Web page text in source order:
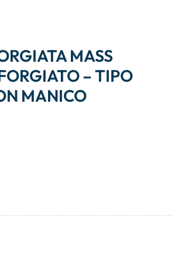
MASS
– TIPO
MANICO